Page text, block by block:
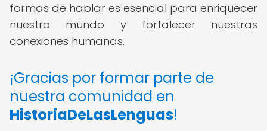
formas de hablar es esencial para enriquecer
nuestro mundo y fortalecer nuestras
conexiones humanas.
¡Gracias por formar parte de
nuestra comunidad en
HistoriaDeLasLenguas!